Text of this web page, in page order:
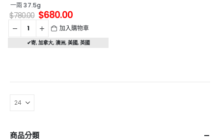
一兩 37.5g
$780.00 $680.00
加入購物車
✔寄, 加拿大, 澳洲, 美國, 英國
商品分類